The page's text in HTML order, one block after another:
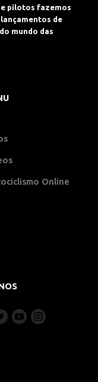
pilotos fazemos
de
mundo das
Online